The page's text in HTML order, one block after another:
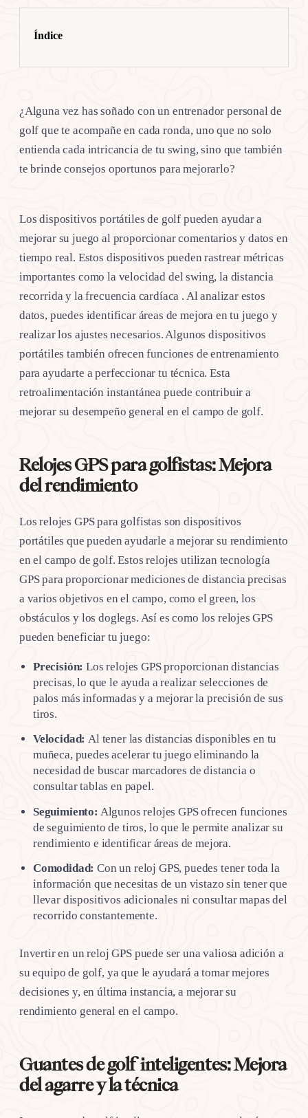
Índice
¿Alguna vez has soñado con un entrenador personal de
golf que te acompañe en cada ronda, uno que no solo
entienda cada intricancia de tu swing, sino que también
te brinde consejos oportunos para mejorarlo?
Los dispositivos portátiles de golf pueden ayudar a
mejorar su juego al proporcionar comentarios y datos en
tiempo real. Estos dispositivos pueden rastrear métricas
importantes como la velocidad del swing, la distancia
recorrida y la frecuencia cardíaca . Al analizar estos
datos, puedes identificar áreas de mejora en tu juego y
realizar los ajustes necesarios. Algunos dispositivos
portátiles también ofrecen funciones de entrenamiento
para ayudarte a perfeccionar tu técnica. Esta
retroalimentación instantánea puede contribuir a
mejorar su desempeño general en el campo de golf.
Relojes GPS para golfistas: Mejora
del rendimiento
Los relojes GPS para golfistas son dispositivos
portátiles que pueden ayudarle a mejorar su rendimiento
en el campo de golf. Estos relojes utilizan tecnología
GPS para proporcionar mediciones de distancia precisas
a varios objetivos en el campo, como el green, los
obstáculos y los doglegs. Así es como los relojes GPS
pueden beneficiar tu juego:
Precisión: Los relojes GPS proporcionan distancias
precisas, lo que le ayuda a realizar selecciones de
palos más informadas y a mejorar la precisión de sus
tiros.
Velocidad:Al tener las distancias disponibles en tu
muñeca, puedes acelerar tu juego eliminando la
necesidad de buscar marcadores de distancia o
consultar tablas en papel.
Seguimiento: Algunos relojes GPS ofrecen funciones
de seguimiento de tiros, lo que le permite analizar su
rendimiento e identificar áreas de mejora.
Comodidad: Con un reloj GPS, puedes tener toda la
información que necesitas de un vistazo sin tener que
llevar dispositivos adicionales ni consultar mapas del
recorrido constantemente.
Invertir en un reloj GPS puede ser una valiosa adición a
su equipo de golf, ya que le ayudará a tomar mejores
decisiones y, en última instancia, a mejorar su
rendimiento general en el campo.
Guantes de golf inteligentes: Mejora
del agarre y la técnica